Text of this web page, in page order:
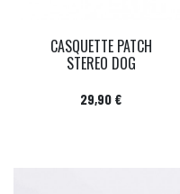
CASQUETTE PATCH
STEREO DOG
Prix
29,90 €